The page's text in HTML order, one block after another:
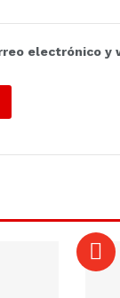
electrónico